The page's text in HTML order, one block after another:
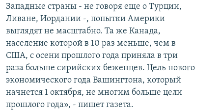
Западные страны - не говоря еще о Турции,
Ливане, Иордании -, попытки Америки
выглядят не масштабно. Та же Канада,
население которой в 10 раз меньше, чем в
США, с осени прошлого года приняла в три
раза больше сирийских беженцев. Цель нового
экономического года Вашингтона, который
начнется 1 октября, не многим больше цели
прошлого года», - пишет газета.